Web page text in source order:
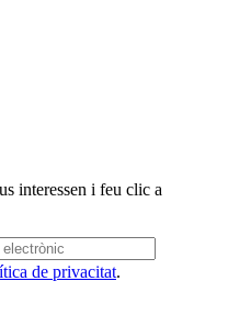
interessen i feu clic a
de privacitat.